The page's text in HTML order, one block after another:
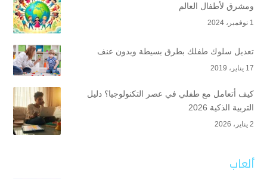
ومشرق لأطفال العالم
1 نوفمبر، 2024
تعديل سلوك طفلك بطرق بسيطة وبدون عنف
17 يناير، 2019
كيف أتعامل مع طفلي في عصر التكنولوجيا؟ دليل
التربية الذكية 2026
2 يناير، 2026
ألعاب